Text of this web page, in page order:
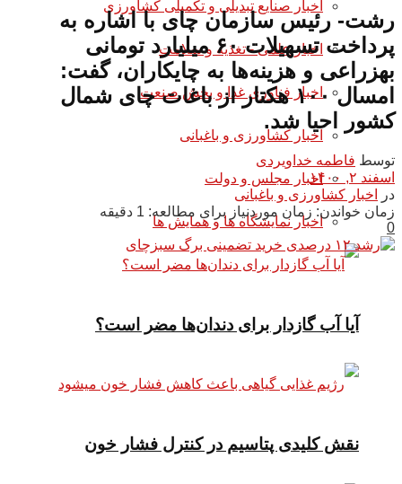
اخبار صنایع تبدیلی و تکمیلی کشاورزی
اخبار علمی - تغذیه و سلامت
اخبار فناوری غذا و بخش صنعت
اخبار کشاورزی و باغبانی
اخبار مجلس و دولت
اخبار نمایشگاه ها و همایش ها
آیا آب گازدار برای دندان‌ها مضر است؟
نقش کلیدی پتاسیم در کنترل فشار خون
رشت- رئیس سازمان چای با اشاره به
پرداخت تسهیلات ۶۰ میلیارد تومانی
بهزراعی و هزینه‌ها به چایکاران، گفت:
امسال ۱۰۰ هکتار از باغات چای شمال
کشور احیا شد.
توسط فاطمه خداویردی
اسفند ۲, ۱۴۰۰
در
اخبار کشاورزی و باغبانی
زمان خواندن: زمان موردنیاز برای مطالعه: 1 دقیقه
0